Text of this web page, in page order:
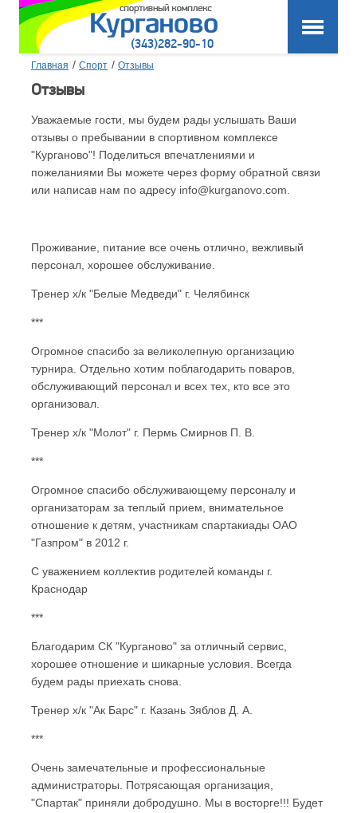
(343)282-90-10
Главная / Спорт / Отзывы
Отзывы
Уважаемые гости, мы будем рады услышать Ваши
отзывы о пребывании в спортивном комплексе
"Курганово"! Поделиться впечатлениями и
пожеланиями Вы можете через форму обратной связи
или написав нам по адресу info@kurganovo.com.
Проживание, питание все очень отлично, вежливый
персонал, хорошее обслуживание.
Тренер х/к "Белые Медведи" г. Челябинск
***
Огромное спасибо за великолепную организацию
турнира. Отдельно хотим поблагодарить поваров,
обслуживающий персонал и всех тех, кто все это
организовал.
Тренер х/к "Молот" г. Пермь Смирнов П. В.
***
Огромное спасибо обслуживающему персоналу и
организаторам за теплый прием, внимательное
отношение к детям, участникам спартакиады ОАО
"Газпром" в 2012 г.
С уважением коллектив родителей команды г.
Краснодар
***
Благодарим СК "Курганово" за отличный сервис,
хорошее отношение и шикарные условия. Всегда
будем рады приехать снова.
Тренер х/к "Ак Барс" г. Казань Зяблов Д. А.
***
Очень замечательные и профессиональные
администраторы. Потрясающая организация,
"Спартак" приняли добродушно. Мы в восторге!!! Будет